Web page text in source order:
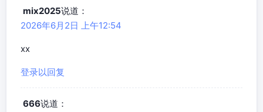
mix2025说道：
2026年6月2日 上午12:54
xx
登录以回复
666说道：